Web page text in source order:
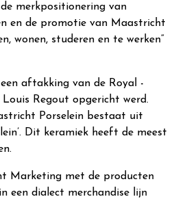
merkpositionering van
en de promotie van Maastricht
wonen, studeren en te werken”
aftakking van de Royal -
Louis Regout opgericht werd.
Porselein bestaat uit
Dit keramiek heeft de meest
Marketing met de producten
een dialect merchandise lijn